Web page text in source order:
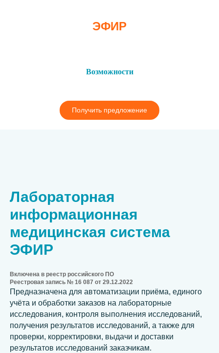
ЭФИР
Возможности
Получить предложение
Лабораторная
информационная
медицинская система
ЭФИР
Включена в реестр российского ПО
Реестровая запись № 16 087 от 29.12.2022
Предназначена для автоматизации приёма, единого
учёта и обработки заказов на лабораторные
исследования, контроля выполнения исследований,
получения результатов исследований, а также для
проверки, корректировки, выдачи и доставки
результатов исследований заказчикам.